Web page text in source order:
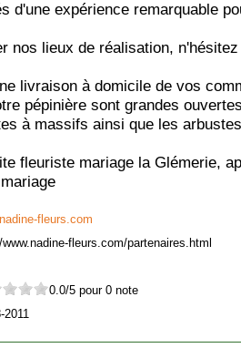
d'une expérience remarquable
nos lieux de réalisation,
livraison à domicile de vos
pépinière sont grandes
à massifs ainsi que les
fleuriste mariage la Glémerie,
fleurs.com
fleurs.com/partenaires.html
0.0/5 pour 0 note
2011